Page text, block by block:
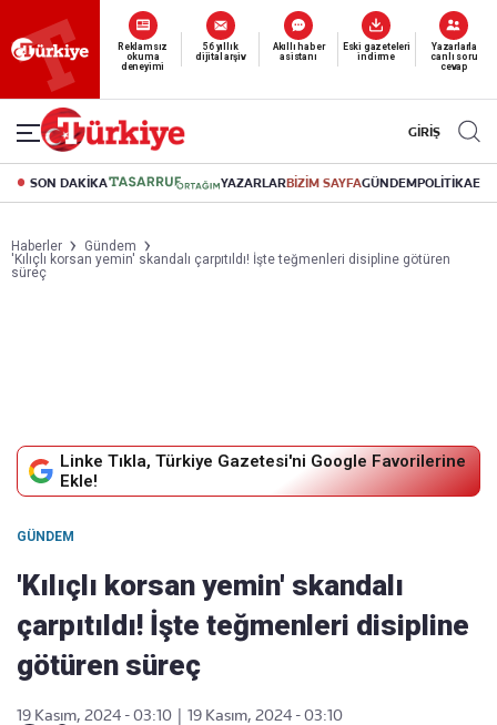
Reklamsız
okuma
deneyimi
56 yıllık
dijital arşiv
Akıllı haber
asistanı
Eski gazeteleri
indirme
Yazarlarla
canlı soru
cevap
GİRİŞ
SON DAKİKA YAZARLARBİZİM SAYFAGÜNDEMPOLİTİKA
Haberler
Gündem
'Kılıçlı korsan yemin' skandalı çarpıtıldı! İşte teğmenleri disipline götüren
süreç
Linke Tıkla, Türkiye Gazetesi'ni Google Favorilerine
Ekle!
GÜNDEM
'Kılıçlı korsan yemin' skandalı
çarpıtıldı! İşte teğmenleri disipline
götüren süreç
19 Kasım, 2024 - 03:10
19 Kasım, 2024 - 03:10